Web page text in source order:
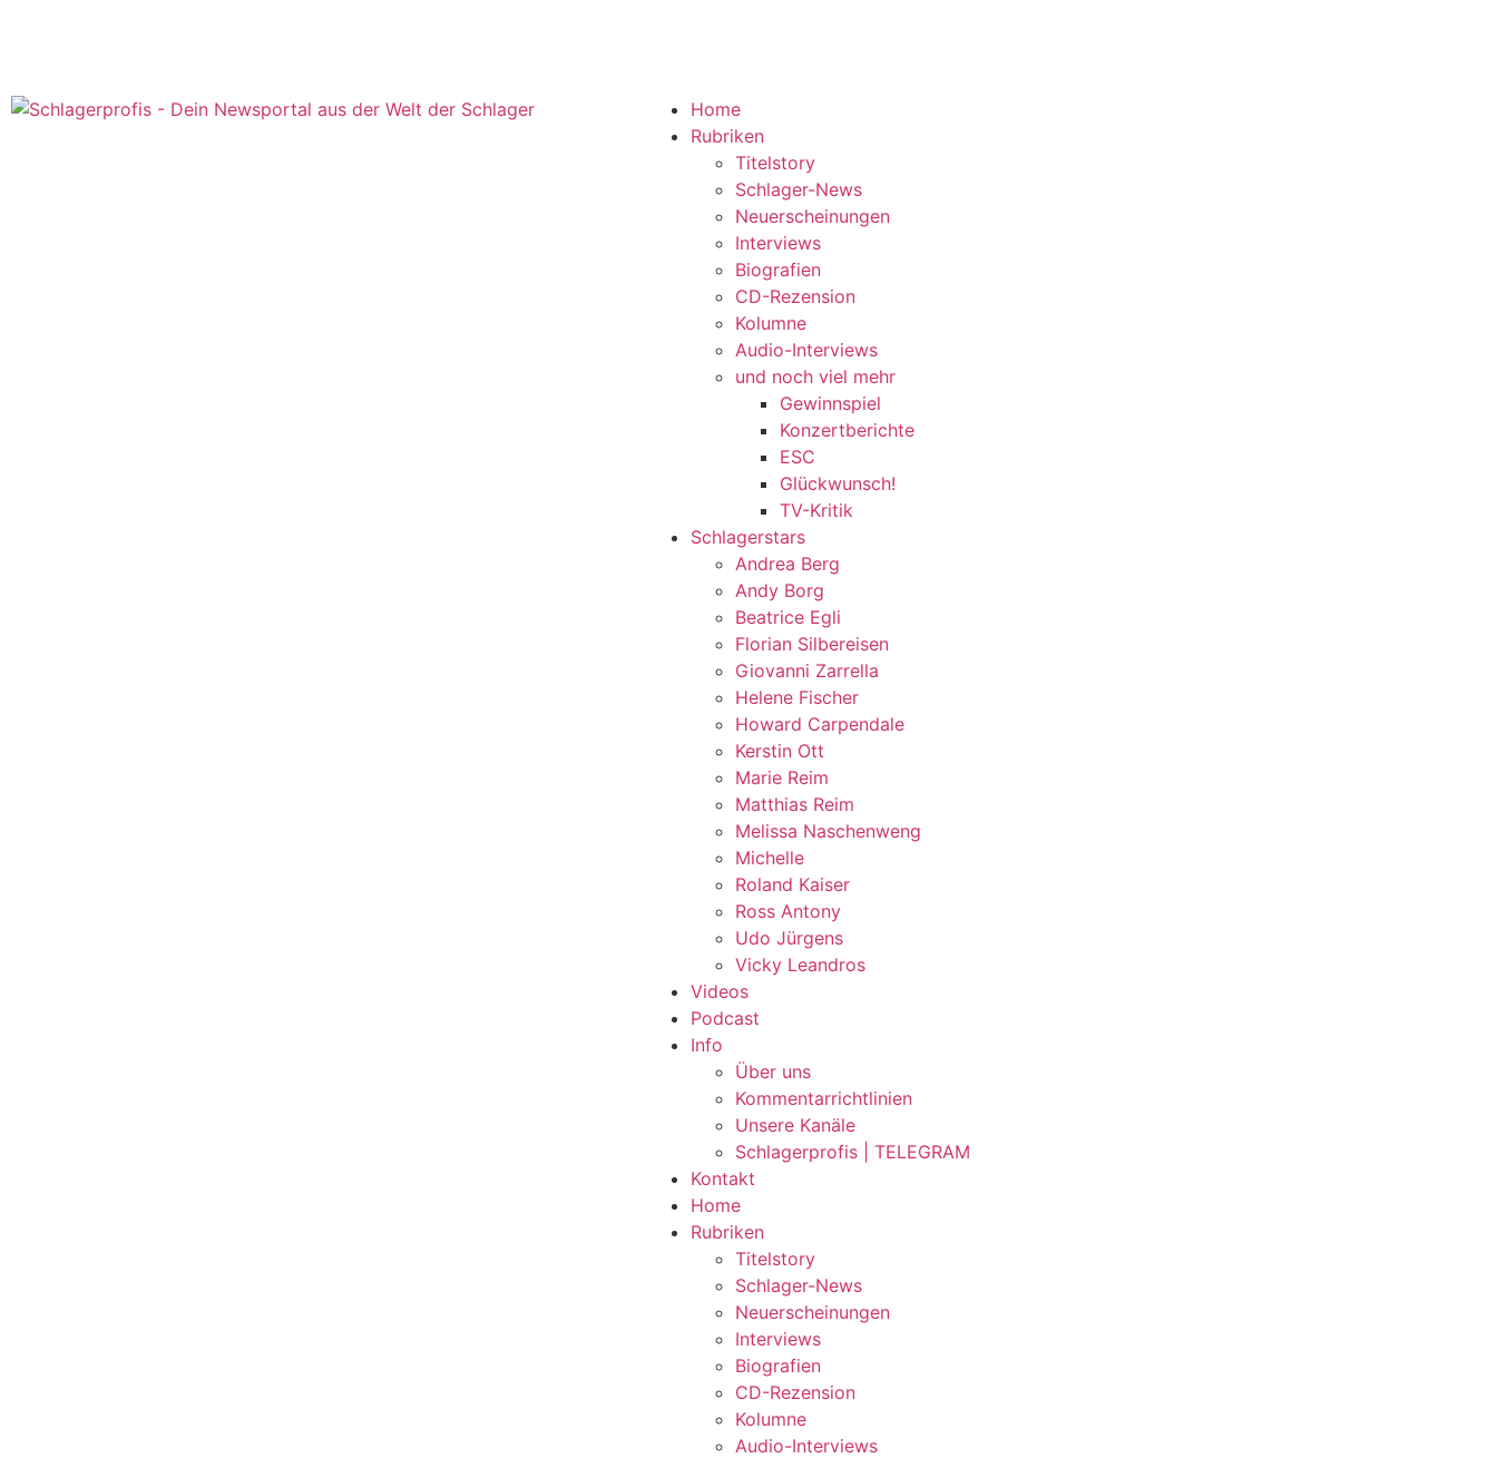
Home
Rubriken
Titelstory
Schlager-News
Neuerscheinungen
Interviews
Biografien
CD-Rezension
Kolumne
Audio-Interviews
und noch viel mehr
Gewinnspiel
Konzertberichte
ESC
Glückwunsch!
TV-Kritik
Schlagerstars
Andrea Berg
Andy Borg
Beatrice Egli
Florian Silbereisen
Giovanni Zarrella
Helene Fischer
Howard Carpendale
Kerstin Ott
Marie Reim
Matthias Reim
Melissa Naschenweng
Michelle
Roland Kaiser
Ross Antony
Udo Jürgens
Vicky Leandros
Videos
Podcast
Info
Über uns
Kommentarrichtlinien
Unsere Kanäle
Schlagerprofis | TELEGRAM
Kontakt
Home
Rubriken
Titelstory
Schlager-News
Neuerscheinungen
Interviews
Biografien
CD-Rezension
Kolumne
Audio-Interviews